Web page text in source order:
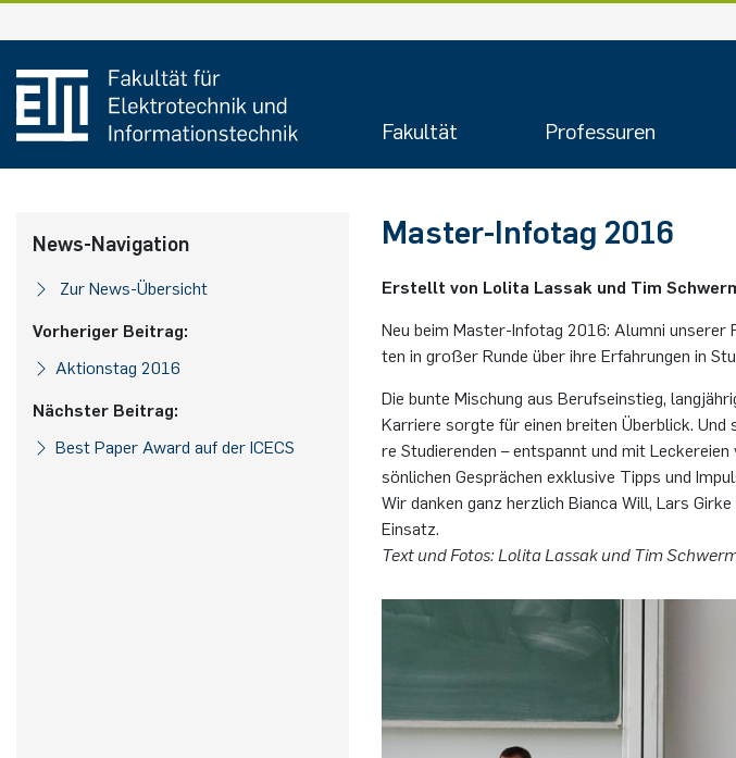
Fakultät Professuren
News-Navigation
Zur News-Übersicht
Vorheriger Beitrag:
Ak­ti­ons­tag 2016
Nächster Beitrag:
Best Paper Award auf der ICECS
Mas­ter-In­fo­tag 2016
Erstellt von Lo­li­ta Las­sak und Tim
Neu beim Mas­ter-In­fo­tag 2016: Alum­ni
ten in gro­ßer Runde über ihre Er­fah­run­gen in
Die bunte Mi­schung aus Be­rufs­ein­stieg,
Kar­rie­re sorg­te für einen brei­ten Über­blick.
re Stu­die­ren­den – ent­spannt und mit
sön­li­chen Ge­sprä­chen ex­klu­si­ve Tipps und
Wir dan­ken ganz herz­lich Bi­an­ca Will, Lars
Ein­satz.
Text und Fotos: Lo­li­ta Las­sak und Tim